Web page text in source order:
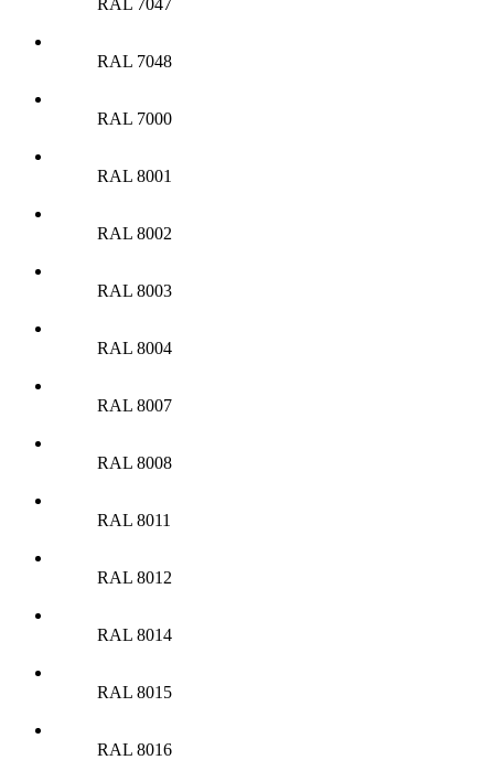
RAL 7048
RAL 7000
RAL 8001
RAL 8002
RAL 8003
RAL 8004
RAL 8007
RAL 8008
RAL 8011
RAL 8012
RAL 8014
RAL 8015
RAL 8016